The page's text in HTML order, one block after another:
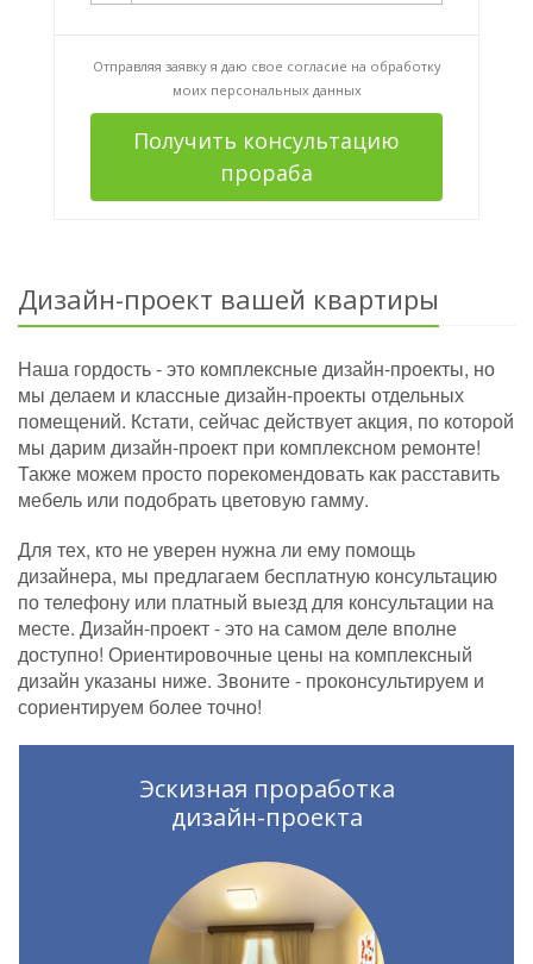
Отправляя заявку я даю свое согласие на обработку
моих персональных данных
Получить консультацию
прораба
Дизайн-проект вашей квартиры
Наша гордость - это комплексные дизайн-проекты, но
мы делаем и классные дизайн-проекты отдельных
помещений. Кстати, сейчас действует акция, по которой
мы дарим дизайн-проект при комплексном ремонте!
Также можем просто порекомендовать как расставить
мебель или подобрать цветовую гамму.
Для тех, кто не уверен нужна ли ему помощь
дизайнера, мы предлагаем бесплатную консультацию
по телефону или платный выезд для консультации на
месте. Дизайн-проект - это на самом деле вполне
доступно! Ориентировочные цены на комплексный
дизайн указаны ниже. Звоните - проконсультируем и
сориентируем более точно!
Эскизная проработка
дизайн-проекта